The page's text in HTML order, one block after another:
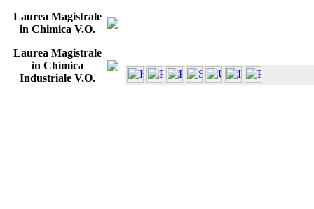
Laurea Magistrale
in Chimica V.O.
Laurea Magistrale
in Chimica
Industriale V.O.